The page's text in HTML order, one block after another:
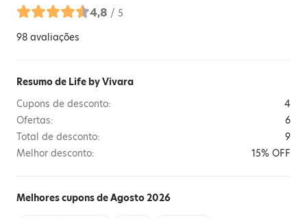
4,8 / 5
98 avaliações
Resumo de Life by Vivara
Cupons de desconto:
4
Ofertas:
6
Total de desconto:
9
Melhor desconto:
15% OFF
Melhores cupons de Agosto 2026